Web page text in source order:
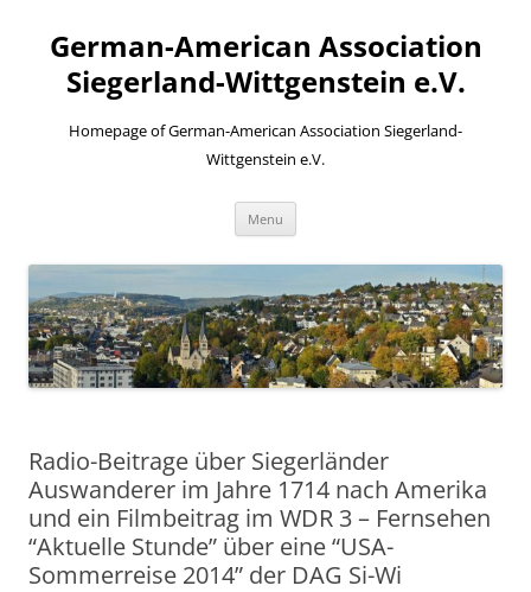
content
German-American Association
Siegerland-Wittgenstein e.V.
Homepage of German-American Association Siegerland-
Wittgenstein e.V.
Menu
Radio-Beitrage über Siegerländer
Auswanderer im Jahre 1714 nach Amerika
und ein Filmbeitrag im WDR 3 – Fernsehen
“Aktuelle Stunde” über eine “USA-
Sommerreise 2014” der DAG Si-Wi